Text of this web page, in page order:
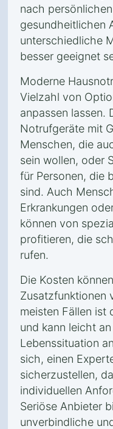
nach
gesundheitlichen
unterschiedliche
besser geeignet
Moderne
Vielzahl von
anpassen lassen.
Notrufgeräte mit
Menschen, die
sein wollen, oder
für Personen, die
sind. Auch
Erkrankungen
können von
profitieren, die
rufen.
Die Kosten
Zusatzfunktionen
meisten Fällen ist
und kann leicht
Lebenssituation
sich, einen
sicherzustellen,
individuellen
Seriöse Anbieter
unverbindliche